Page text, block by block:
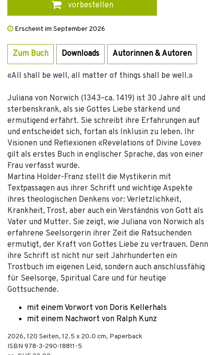
vorbestellen
Erscheint im September 2026
Zum Buch Downloads Autorinnen & Autoren
«All shall be well, all matter of things shall be well.»
Juliana von Norwich (1343–ca. 1419) ist 30 Jahre alt und
sterbenskrank, als sie Gottes Liebe stärkend und
ermutigend erfährt. Sie schreibt ihre Erfahrungen auf
und entscheidet sich, fortan als Inklusin zu leben. Ihr
Visionen und Reflexionen «Revelations of Divine Love»
gilt als erstes Buch in englischer Sprache, das von einer
Frau verfasst wurde.
Martina Holder-Franz stellt die Mystikerin mit
Textpassagen aus ihrer Schrift und wichtige Aspekte
ihres theologischen Denkens vor: Verletzlichkeit,
Krankheit, Trost, aber auch ein Verständnis von Gott als
Vater und Mutter. Sie zeigt, wie Juliana von Norwich als
erfahrene Seelsorgerin ihrer Zeit die Ratsuchenden
ermutigt, der Kraft von Gottes Liebe zu vertrauen. Denn
ihre Schrift ist nicht nur seit Jahrhunderten ein
Trostbuch im eigenen Leid, sondern auch anschlussfähig
für Seelsorge, Spiritual Care und für heutige
Gottsuchende.
mit einem Vorwort von Doris Kellerhals
mit einem Nachwort von Ralph Kunz
2026, 120 Seiten, 12.5 x 20.0 cm, Paperback
ISBN 978-3-290-18811-5